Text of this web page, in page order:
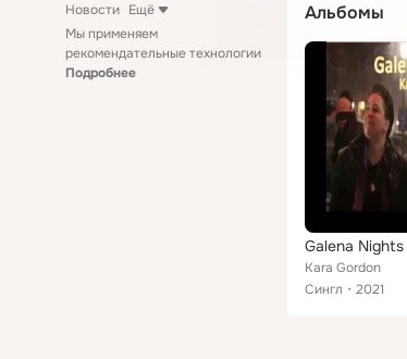
Новости Ещё
Мы применяем
рекомендательные технологии
Подробнее
Альбомы
Galena Nights
Kara Gordon
Сингл
2021